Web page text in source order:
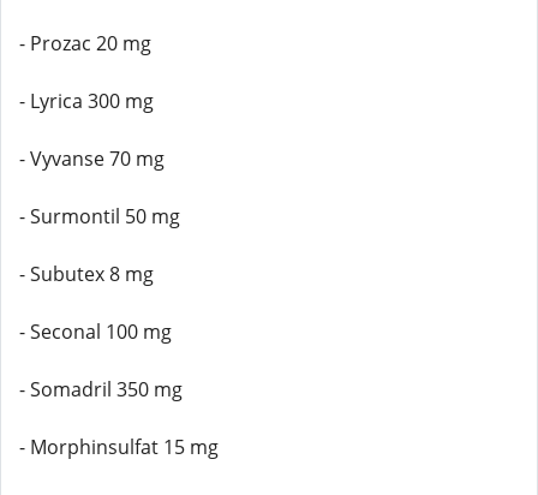
- Prozac 20 mg
- Lyrica 300 mg
- Vyvanse 70 mg
- Surmontil 50 mg
- Subutex 8 mg
- Seconal 100 mg
- Somadril 350 mg
- Morphinsulfat 15 mg